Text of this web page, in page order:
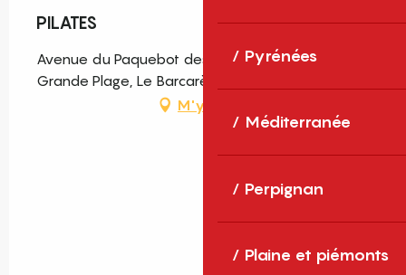
Pyrénées
Méditerranée
Perpignan
Plaine et piémonts
PILATES
Avenue du Paquebot des Sables, Quartier La
Grande Plage, Le Barcarès
M'y rendre